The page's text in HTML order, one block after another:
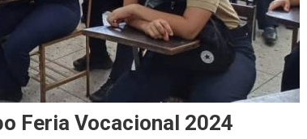
Feria Vocacional 2024